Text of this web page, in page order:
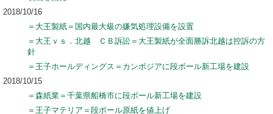
2018/10/16
＝大王製紙＝国内最大級の嫌気処理設備を設置
＝大王ｖｓ．北越 ＣＢ訴訟＝大王製紙が全面勝訴北越は控訴の方
針
＝王子ホールディングス＝カンボジアに段ボール新工場を建設
2018/10/15
＝森紙業＝千葉県船橋市に段ボール新工場を建設
＝王子マテリア＝段ボール原紙を値上げ